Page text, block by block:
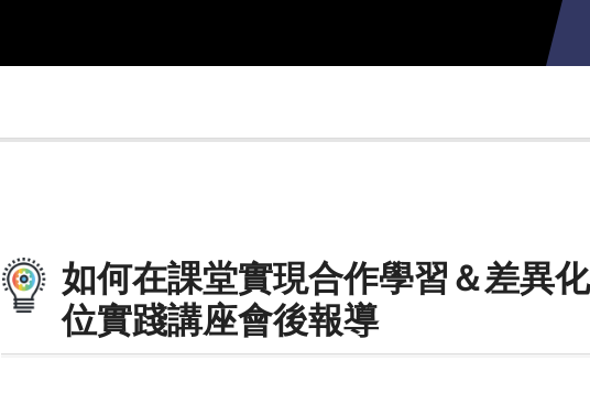
如何在課堂實現合作學習＆差異
位實踐講座會後報導